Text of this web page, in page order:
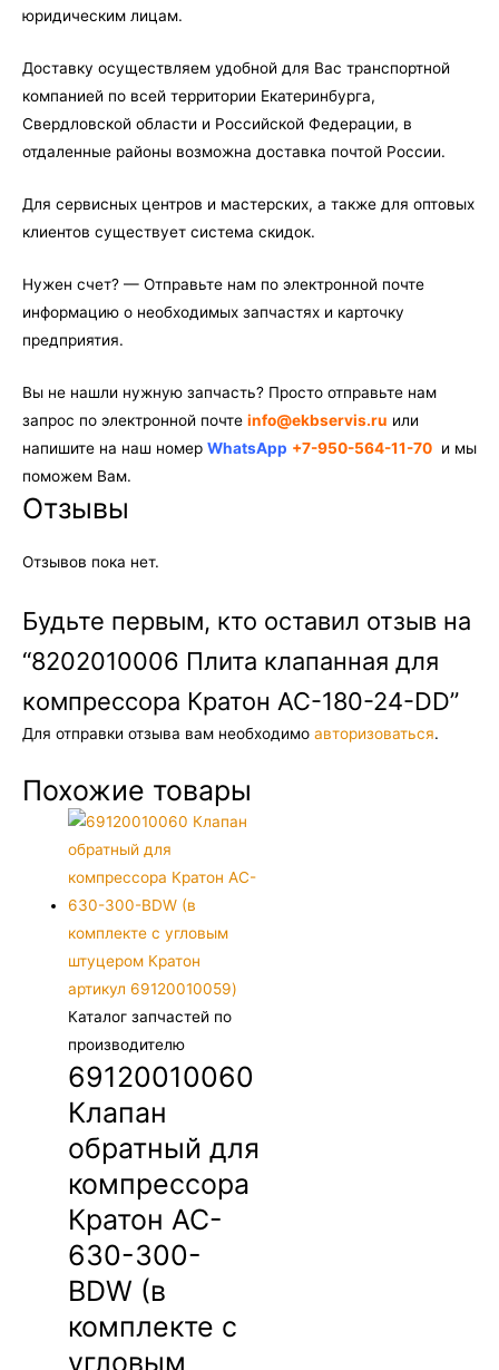
юридическим лицам.
Доставку осуществляем удобной для Вас транспортной
компанией по всей территории Екатеринбурга,
Свердловской области и Российской Федерации, в
отдаленные районы возможна доставка почтой России.
Для сервисных центров и мастерских, а также для оптовых
клиентов существует система скидок.
Нужен счет? — Отправьте нам по электронной почте
информацию о необходимых запчастях и карточку
предприятия.
Вы не нашли нужную запчасть? Просто отправьте нам
запрос по электронной почте info@ekbservis.ru или
напишите на наш номер WhatsApp +7-950-564-11-70 и мы
поможем Вам.
Отзывы
Отзывов пока нет.
Будьте первым, кто оставил отзыв на
“8202010006 Плита клапанная для
компрессора Кратон AC-180-24-DD”
Для отправки отзыва вам необходимо авторизоваться.
Похожие товары
Каталог запчастей по
производителю
69120010060
Клапан
обратный для
компрессора
Кратон AC-
630-300-
BDW (в
комплекте с
угловым